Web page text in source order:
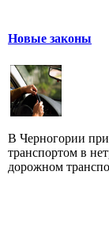
Новые законы
В Черногории
транспортом в
дорожном